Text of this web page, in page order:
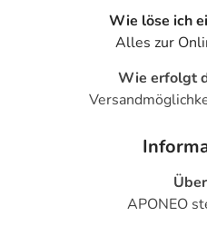
Alfasigma GmbH
Weihenstephaner Str. 12
elektronische Adresse:
deutschland@alfasigma.com
Angaben gem. EU-
PDF des Beipackzettels
Wie löse ich
Alles zur
Wie erfolgt
APONEO